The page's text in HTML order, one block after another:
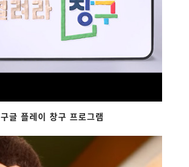
구글 플레이 창구 프로그램